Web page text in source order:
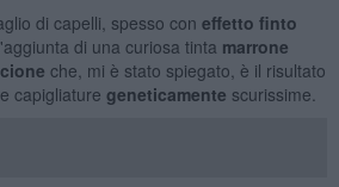
di capelli, spesso con effetto finto
di una curiosa tinta marrone
che, mi è stato spiegato, è il risultato
capigliature geneticamente scurissime.